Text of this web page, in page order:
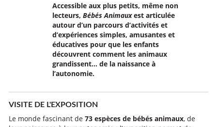
Accessible aux plus petits, même non
lecteurs, Bébés Animauxest articulée
autour d’un parcours d’activités et
d’expériences simples, amusantes et
éducatives pour que les enfants
découvrent comment les animaux
grandissent… de la naissance à
l’autonomie.
VISITE DE L'EXPOSITION
Le monde fascinant de 73 espèces de bébés animaux, de